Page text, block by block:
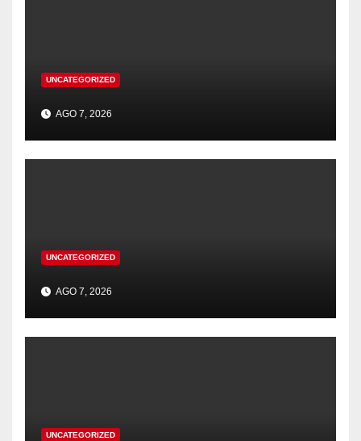
UNCATEGORIZED
AGO 7, 2026
UNCATEGORIZED
AGO 7, 2026
UNCATEGORIZED